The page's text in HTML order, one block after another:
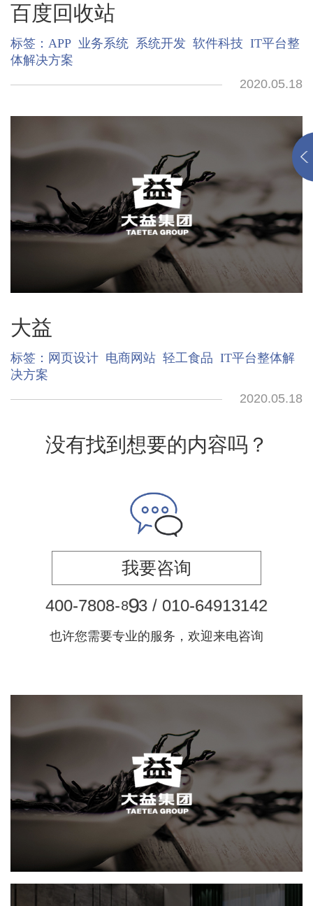
百度回收站
标签： APP 业务系统 系统开发 软件科技 IT平台整
体解决方案
2020.05.18
大益
标签： 网页设计 电商网站 轻工食品 IT平台整体解
决方案
2020.05.18
没有找到想要的内容吗？
我要咨询
400-7808-893 / 010-64913142
也许您需要专业的服务，欢迎来电咨询
大益
网页设计 电商网站
轻工食品
IT平台整体解决方案